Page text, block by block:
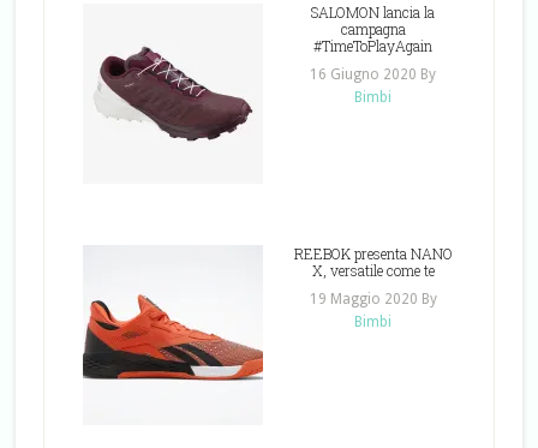
SALOMON lancia la
campagna
#TimeToPlayAgain
16 Giugno 2020 By
Bimbi
REEBOK presenta NANO
X, versatile come te
19 Maggio 2020 By
Bimbi